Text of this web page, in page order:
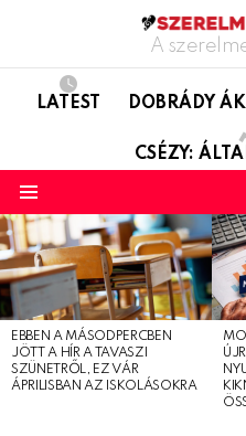
A
LATEST DOBRÁDY
CSÉZY:
LATEST
STORIES
EBBEN A MÁSODPERCBEN
JÖTT A HÍR A TAVASZI
SZÜNETRŐL, EZ VÁR
ÁPRILISBAN AZ ISKOLÁSOKRA